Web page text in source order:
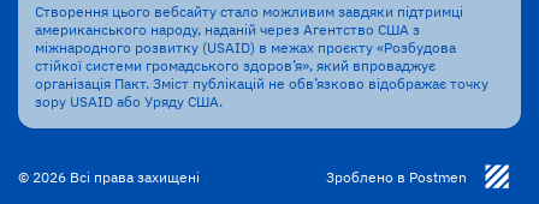
Створення цього вебсайту стало можливим завдяки підтримці
американського народу, наданій через Агентство США з
міжнародного розвитку (USAID) в межах проєкту «Розбудова
стійкої системи громадського здоров’я», який впроваджує
організація Пакт. Зміст публікацій не обв’язково відображає точку
зору USAID або Уряду США.
© 2026 Всі права захищені Зроблено в Postmen